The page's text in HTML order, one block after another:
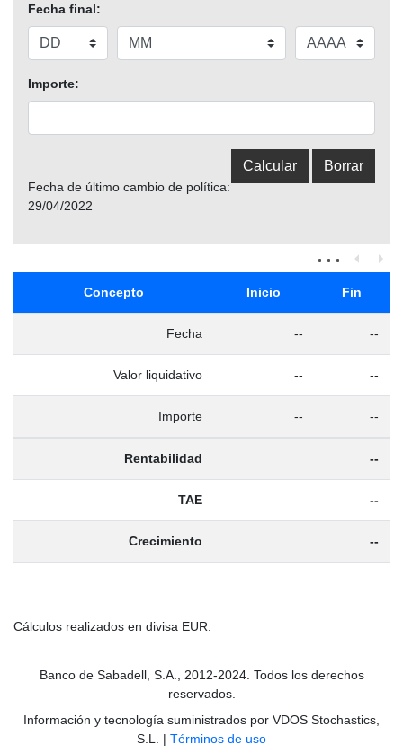
Fecha final:
Importe:
Fecha de último cambio de política:
29/04/2022
Concepto Inicio Fin
Fecha -- --
Valor liquidativo -- --
Importe -- --
Rentabilidad --
TAE --
Crecimiento --
Cálculos realizados en divisa EUR.
Banco de Sabadell, S.A., 2012-2024. Todos los derechos
reservados.
Información y tecnología suministrados por VDOS Stochastics,
S.L. | Términos de uso